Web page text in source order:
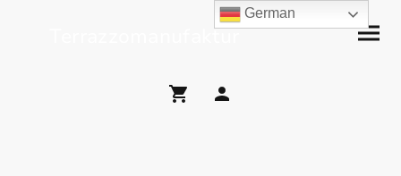
Terrazzomanufaktur
German